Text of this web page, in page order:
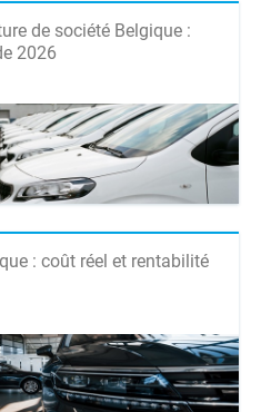
de société Belgique :
2026
: coût réel et rentabilité